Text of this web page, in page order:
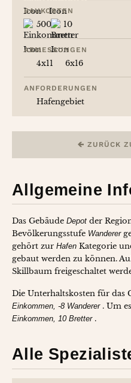
BAUKOSTEN
500 10
ABMESSUNGEN
4x11 6x16
ANFORDERUNGEN
Hafengebiet
ZURÜCK
Allgemeine
Das Gebäude Depot der
Bevölkerungsstufe Wanderer
gehört zur Hafen Kategorie
gebaut werden zu können.
Skillbaum freigeschaltet
Die Unterhaltskosten für das
Einkommen -8 Wanderer . Um
Einkommen 10 Bretter .
Alle Deutsch